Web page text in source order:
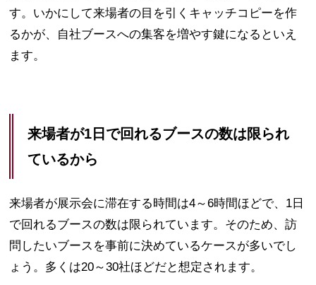
す。いかにして来場者の目を引くキャッチコピーを作
るかが、自社ブースへの集客を増やす鍵になるといえ
ます。
来場者が1日で回れるブースの数は限られ
ているから
来場者が展示会に滞在する時間は4～6時間ほどで、1日
で回れるブースの数は限られています。そのため、訪
問したいブースを事前に決めているケースが多いでし
ょう。多くは20～30社ほどだと想定されます。